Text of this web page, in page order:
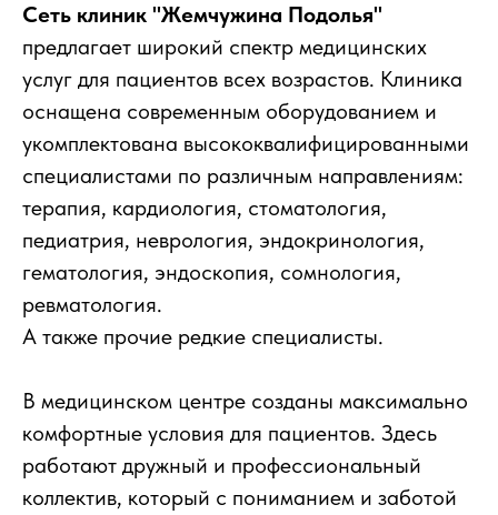
Сеть клиник "Жемчужина Подолья"
предлагает широкий спектр медицинских
услуг для пациентов всех возрастов. Клиника
оснащена современным оборудованием и
укомплектована высококвалифицированными
специалистами по различным направлениям:
терапия, кардиология, стоматология,
педиатрия, неврология, эндокринология,
гематология, эндоскопия, сомнология,
ревматология.
А также прочие редкие специалисты.
В медицинском центре созданы максимально
комфортные условия для пациентов. Здесь
работают дружный и профессиональный
коллектив, который с пониманием и заботой